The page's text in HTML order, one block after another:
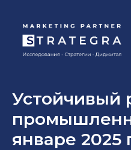
Устойчивый
январе 2025